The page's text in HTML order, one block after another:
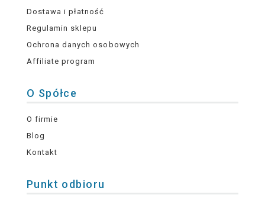
Dostawa i płatność
Regulamin sklepu
Ochrona danych osobowych
Affiliate program
O Spółce
O firmie
Blog
Kontakt
Punkt odbioru